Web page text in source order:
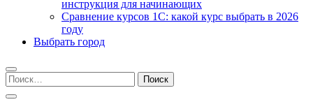
инструкция для начинающих
Сравнение курсов 1С: какой курс выбрать в 2026
году
Выбрать город
Найти: